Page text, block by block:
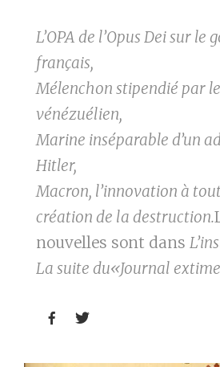
L’OPA de l’Opus Dei sur
français,
Mélenchon stipendié par
vénézuélien,
Marine inséparable d’un
Hitler,
Macron, l’innovation à
création de la destruction.
nouvelles sont dans
La suite du«Journal
 